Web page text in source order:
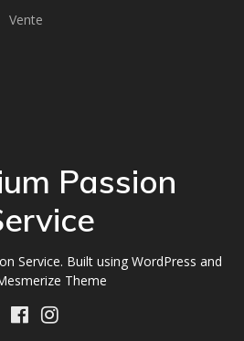
Vente
Passion
Service. Built using WordPress and
Theme